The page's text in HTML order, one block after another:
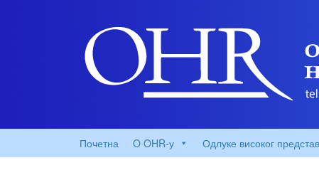
Почетна O OHR-у Одлуке високог